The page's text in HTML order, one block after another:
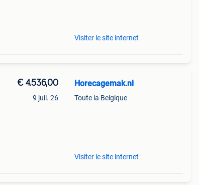
Visiter le site internet
€ 4.536,00
9 juil. 26
Horecagemak.nl
Toute la Belgique
Visiter le site internet